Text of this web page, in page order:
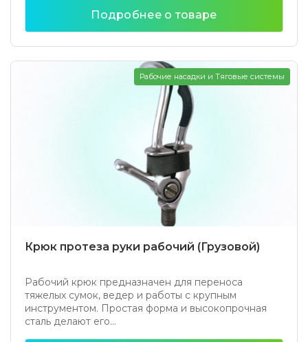
Подробнее о товаре
Крюк протеза руки рабочий (Грузовой)
Рабочий крюк предназначен для переноса
тяжелых сумок, ведер и работы с крупным
инструментом. Простая форма и высокопрочная
сталь делают его...
Рабочие насадки и Тяговые системы